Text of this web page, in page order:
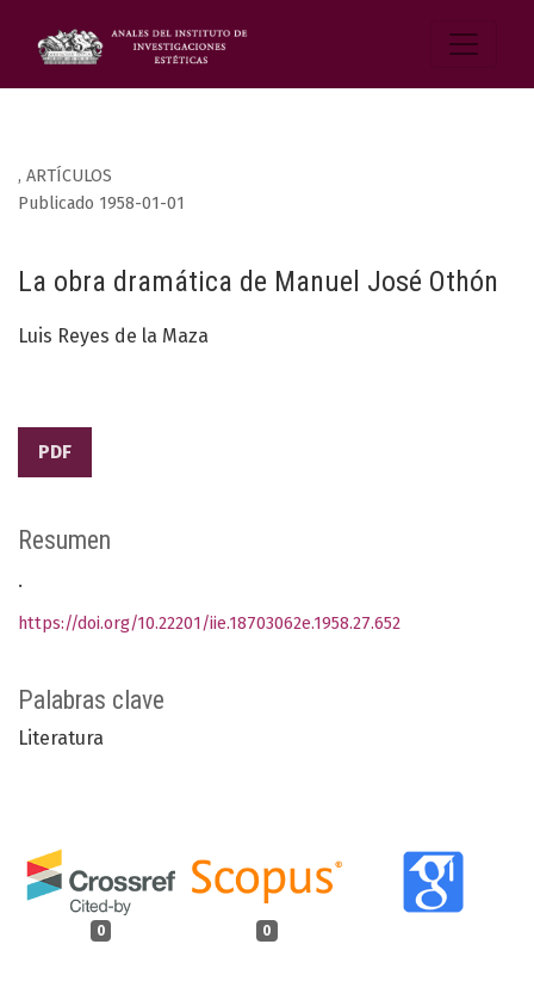
, ARTÍCULOS
La obra dramática de Manuel José Othón
Publicado 1958-01-01
Luis Reyes de la Maza
PDF
Palabras clave
Literatura
0 0
Resumen
.
https://doi.org/10.22201/iie.18703062e.1958.27.652